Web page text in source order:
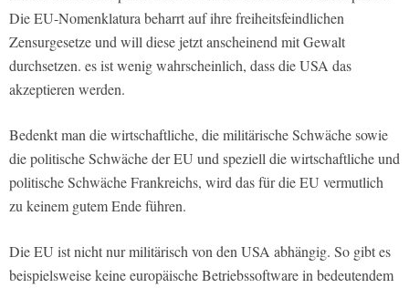
Die EU-Nomenklatura beharrt auf ihre freiheitsfeindlichen
Zensurgesetze und will diese jetzt anscheinend mit Gewalt
durchsetzen. es ist wenig wahrscheinlich, dass die USA das
akzeptieren werden.
Bedenkt man die wirtschaftliche, die militärische Schwäche sowie
die politische Schwäche der EU und speziell die wirtschaftliche und
politische Schwäche Frankreichs, wird das für die EU vermutlich
zu keinem gutem Ende führen.
Die EU ist nicht nur militärisch von den USA abhängig. So gibt es
beispielsweise keine europäische Betriebssoftware in bedeutendem